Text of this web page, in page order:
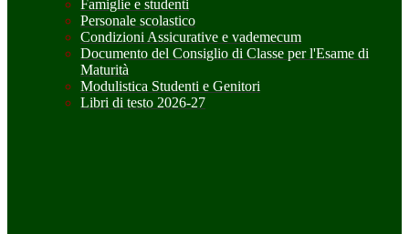
Famiglie e studenti
Personale scolastico
Condizioni Assicurative e vademecum
Documento del Consiglio di Classe per l'Esame di
Maturità
Modulistica Studenti e Genitori
Libri di testo 2026-27